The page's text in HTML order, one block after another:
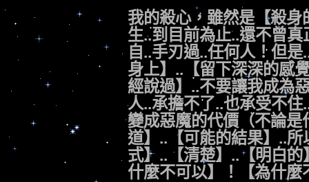
我的殺心，雖然是【殺
生..到目前為止..還不曾
自..手刃過..任何人！但
身上】..【留下深深的感
經說過】..不要讓我成為
人..承擔不了..也承受不
變成惡魔的代價（不論
道】..【可能的結果】..
式】..【清楚】..【明白
什麼不可以】！【為什麼